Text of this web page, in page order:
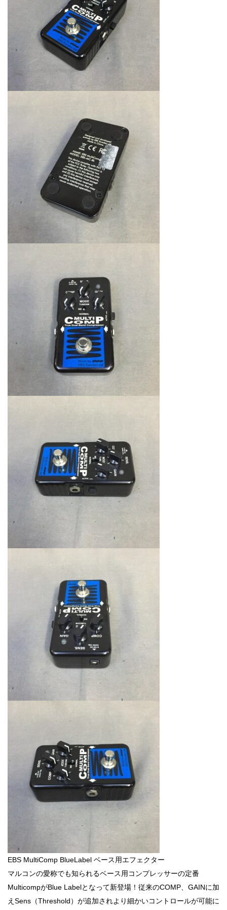
EBS MultiComp BlueLabel ベース用エフェクター
マルコンの愛称でも知られるベース用コンプレッサーの定番
MulticompがBlue Labelとなって新登場！従来のCOMP、GAINに加
えSens（Threshold）が追加されより細かいコントロールが可能に